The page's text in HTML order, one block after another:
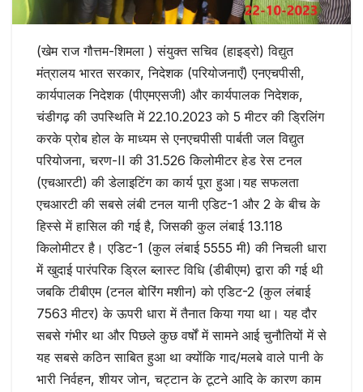
(खेम राज गौत्तम-शिमला ) संयुक्त सचिव (हाइड्रो) विद्युत
मंत्रालय भारत सरकार, निदेशक (परियोजनाएँ) एनएचपीसी,
कार्यपालक निदेशक (पीएमएसजी) और कार्यपालक निदेशक,
चंडीगढ़ की उपस्थिति में 22.10.2023 को 5 मीटर की ड्रिलिंग
करके प्रोब होल के माध्यम से एनएचपीसी पार्बती जल विद्युत
परियोजना, चरण-II की 31.526 किलोमीटर हेड रेस टनल
(एचआरटी) की डेलाइटिंग का कार्य पूरा हुआ।यह सफलता
एचआरटी की सबसे लंबी टनल यानी एडिट-1 और 2 के बीच के
हिस्से में हासिल की गई है, जिसकी कुल लंबाई 13.118
किलोमीटर है। एडिट-1 (कुल लंबाई 5555 मी) की निचली धारा
में खुदाई पारंपरिक ड्रिल ब्लास्ट विधि (डीबीएम) द्वारा की गई थी
जबकि टीबीएम (टनल बोरिंग मशीन) को एडिट-2 (कुल लंबाई
7563 मीटर) के ऊपरी धारा में तैनात किया गया था। यह दौर
सबसे गंभीर था और पिछले कुछ वर्षों में सामने आई चुनौतियों में से
यह सबसे कठिन साबित हुआ था क्योंकि गाद/मलबे वाले पानी के
भारी निर्वहन, शीयर जोन, चट्टान के टूटने आदि के कारण काम